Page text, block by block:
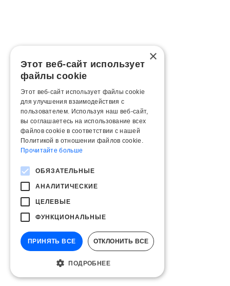
×
Этот веб-сайт использует
файлы cookie
Этот веб-сайт использует файлы cookie
для улучшения взаимодействия с
пользователем. Используя наш веб-сайт,
вы соглашаетесь на использование всех
файлов cookie в соответствии с нашей
Политикой в ​​отношении файлов cookie.
Прочитайте больше
ОБЯЗАТЕЛЬНЫЕ
АНАЛИТИЧЕСКИЕ
ЦЕЛЕВЫЕ
ФУНКЦИОНАЛЬНЫЕ
ПРИНЯТЬ ВСЕ ОТКЛОНИТЬ ВСЕ
ПОДРОБНЕЕ